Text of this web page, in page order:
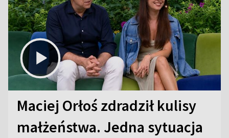
Maciej Orłoś zdradził kulisy
małżeństwa. Jedna sytuacja